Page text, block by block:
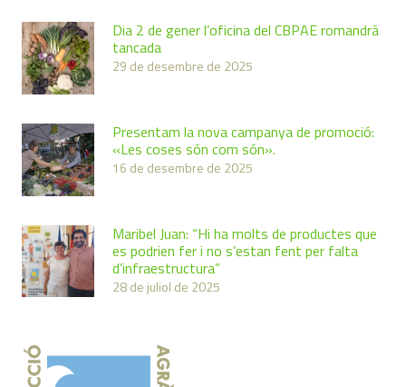
Dia 2 de gener l’oficina del CBPAE romandrà
tancada
29 de desembre de 2025
Presentam la nova campanya de promoció:
«Les coses són com són».
16 de desembre de 2025
Maribel Juan: “Hi ha molts de productes que
es podrien fer i no s’estan fent per falta
d’infraestructura”
28 de juliol de 2025